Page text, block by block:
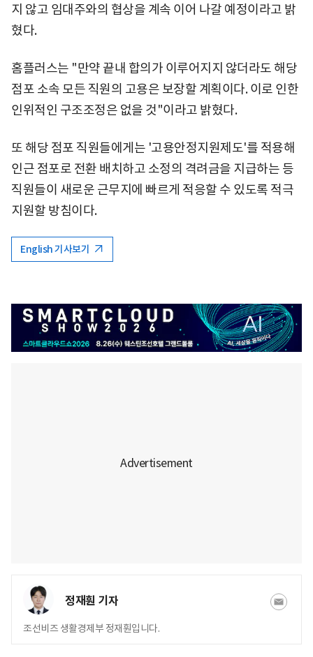
지 않고 임대주와의 협상을 계속 이어 나갈 예정이라고 밝
혔다.
홈플러스는 "만약 끝내 합의가 이루어지지 않더라도 해당
점포 소속 모든 직원의 고용은 보장할 계획이다. 이로 인한
인위적인 구조조정은 없을 것"이라고 밝혔다.
또 해당 점포 직원들에게는 '고용안정지원제도'를 적용해
인근 점포로 전환 배치하고 소정의 격려금을 지급하는 등
직원들이 새로운 근무지에 빠르게 적응할 수 있도록 적극
지원할 방침이다.
English 기사보기
정재훤 기자
조선비즈 생활경제부 정재훤입니다.